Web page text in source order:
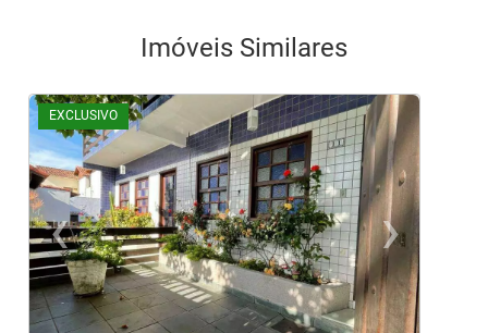
Imóveis Similares
EXCLUSIVO
‹
Previous
›